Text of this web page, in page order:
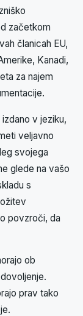
začetkom
članicah EU,
Kanadi,
za najem
v jeziku,
veljavno
svojega
glede na vašo
s
povzroči, da
ob
prav tako